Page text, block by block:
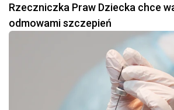
Rzeczniczka Praw Dziecka chce
odmowami szczepień